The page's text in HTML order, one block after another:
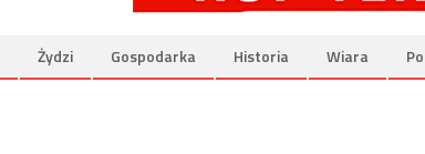
Żydzi Gospodarka Historia Wiara